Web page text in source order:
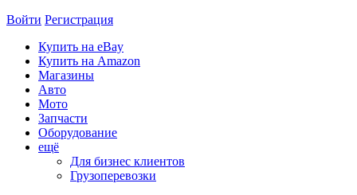
Войти Регистрация
Купить на eBay
Купить на Amazon
Магазины
Авто
Мото
Запчасти
Оборудование
ещё
Для бизнес клиентов
Грузоперевозки